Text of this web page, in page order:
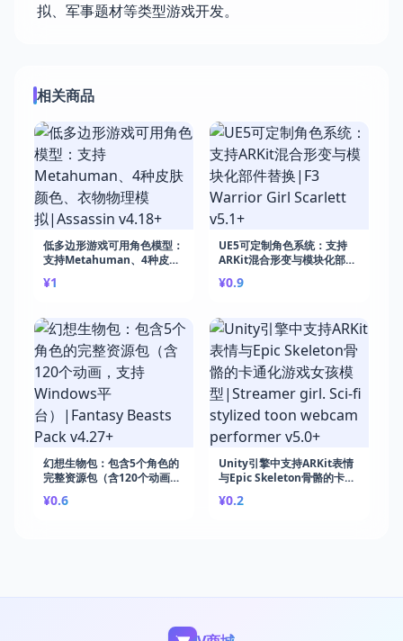
拟、军事题材等类型游戏开发。
相关商品
低多边形游戏可用角色模型：
支持Metahuman、4种皮肤
拟|Assassin v4.18+
¥1
UE5可定制角色系统：支持
ARKit混合形变与模块化部件
Scarlett v5.1+
¥0.9
幻想生物包：包含5个角色的
完整资源包（含120个动画，
台）|Fantasy Beasts Pack
¥0.6
Unity引擎中支持ARKit表情
与Epic Skeleton骨骼的卡通
girl. Sci-fi stylized toon
¥0.2